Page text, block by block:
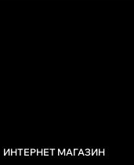
ИНТЕРНЕТ МАГАЗИН